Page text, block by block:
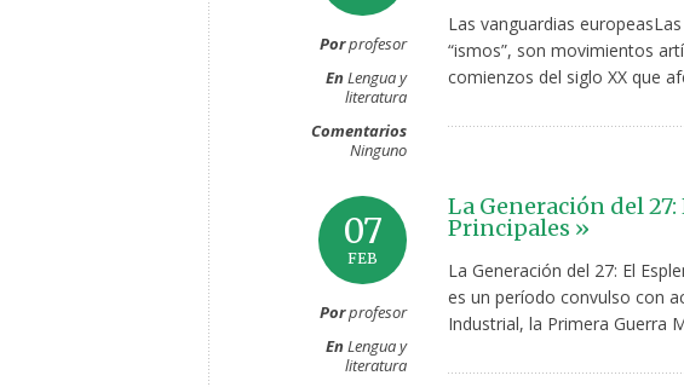
Porprofesor
EnLengua y
literatura
Comentarios
Ninguno
Las vanguardias
“ismos”, son movimientos
comienzos del siglo XX que
07
FEB
Porprofesor
EnLengua y
literatura
La Generación del
Principales »
La Generación del 27: El
es un período convulso con
Industrial, la Primera Guerra